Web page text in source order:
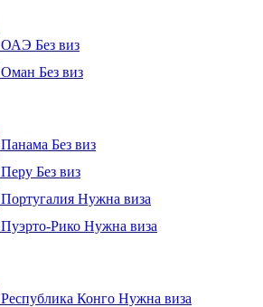
ОАЭ Без виз
Оман Без виз
Панама Без виз
Перу Без виз
Португалия Нужна виза
Пуэрто-Рико Нужна виза
Республика Конго Нужна виза